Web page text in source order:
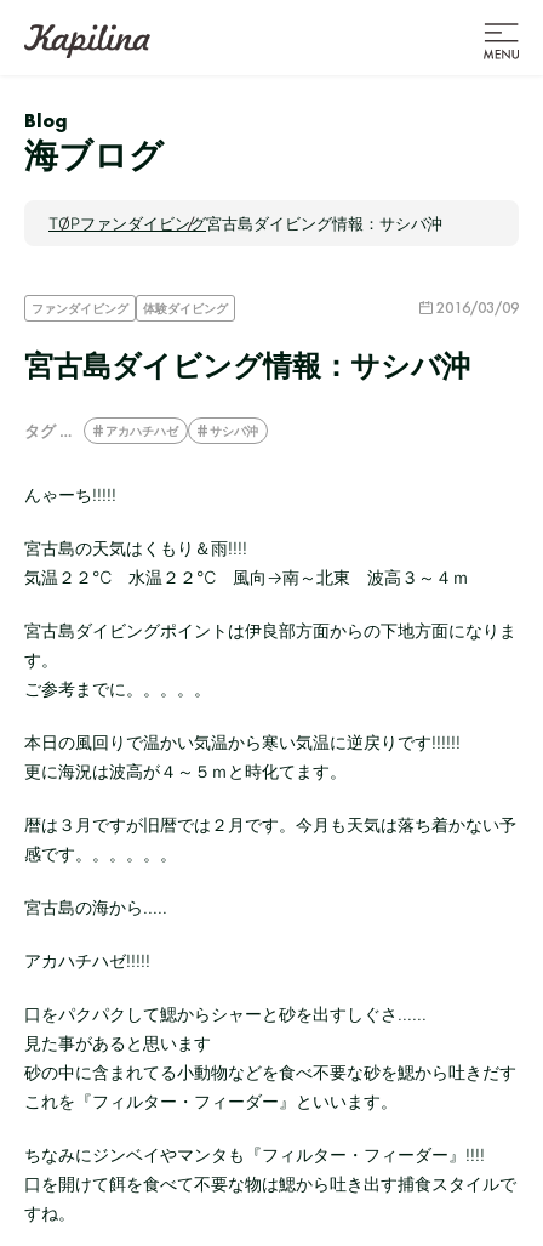
Blog
海ブログ
TOPファンダイビング宮古島ダイビング情報：サシバ沖
ファンダイビング 体験ダイビング 2016/03/09
宮古島ダイビング情報：サシバ沖
タグ … アカハチハゼ サシバ沖
んゃーち!!!!!
宮古島の天気はくもり＆雨!!!!
気温２２℃ 水温２２℃ 風向→南～北東 波高３～４ｍ
宮古島ダイビングポイントは伊良部方面からの下地方面になりま
す。
ご参考までに。。。。。
本日の風回りで温かい気温から寒い気温に逆戻りです!!!!!!
更に海況は波高が４～５ｍと時化てます。
暦は３月ですが旧暦では２月です。今月も天気は落ち着かない予
感です。。。。。。
宮古島の海から.....
アカハチハゼ!!!!!
口をパクパクして鰓からシャーと砂を出すしぐさ......
見た事があると思います
砂の中に含まれてる小動物などを食べ不要な砂を鰓から吐きだす
これを『フィルター・フィーダー』といいます。
ちなみにジンベイやマンタも『フィルター・フィーダー』!!!!
口を開けて餌を食べて不要な物は鰓から吐き出す捕食スタイルで
すね。